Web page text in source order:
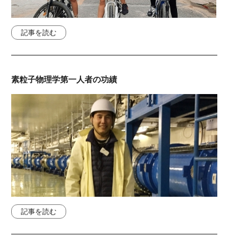
記事を読む
素粒子物理学第一人者の功績
記事を読む